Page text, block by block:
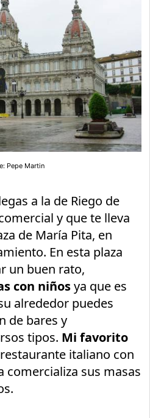
Pepe Martin
a la de Riego de
y que te lleva
de María Pita, en
En esta plaza
un buen rato,
con niñosya que es
alrededor puedes
de bares y
tipos. Mi favorito
italiano con
comercializa sus masas